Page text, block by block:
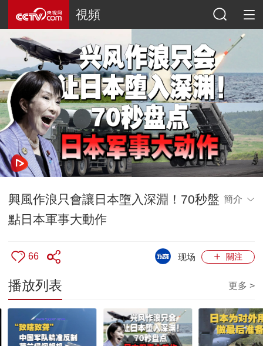
視頻
興風作浪只會讓日本墮入深淵！70秒盤
點日本軍事大動作
簡介
66 關注
现场
播放列表 更多 >